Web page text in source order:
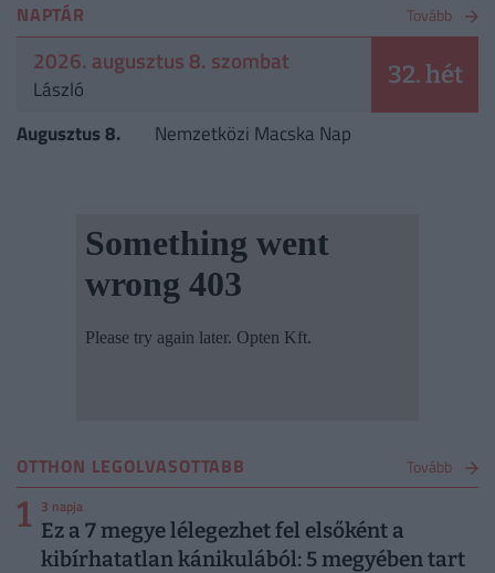
NAPTÁR Tovább
2026. augusztus 8. szombat
László 32. hét
Augusztus 8. Nemzetközi Macska Nap
OTTHON LEGOLVASOTTABB Tovább
1 3 napja
Ez a 7 megye lélegezhet fel elsőként a
kibírhatatlan kánikulából: 5 megyében tart